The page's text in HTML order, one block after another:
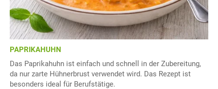
PAPRIKAHUHN
Das Paprikahuhn ist einfach und schnell in der Zubereitung,
da nur zarte Hühnerbrust verwendet wird. Das Rezept ist
besonders ideal für Berufstätige.